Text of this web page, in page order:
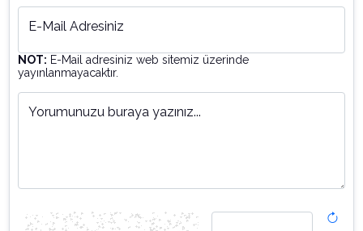
E-Mail Adresiniz
NOT: E-Mail adresiniz web sitemiz üzerinde
yayınlanmayacaktır.
Yorumunuzu buraya yazınız...